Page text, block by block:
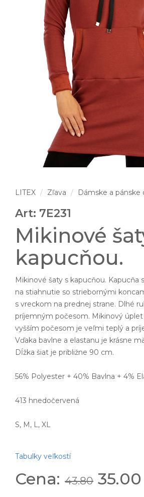
LITEX Zľava Dámske a pánske
Art: 7E231
Mikinové
kapucňou.
Mikinové šaty s kapucňou. Kapucňa
na stiahnutie so striebornými
s vreckom na prednej strane. Dlhé
príjemným počesom. Mikinový
vyšším počesom je veľmi teplý a
Vďaka bavlne a elastanu je krásne
Dĺžka šiat je približne 90 cm.
56% Polyester + 40% Bavlna + 4%
413 hnedočervená
S, M, L, XL
Tabulky veľkostí
Cena: 43.80